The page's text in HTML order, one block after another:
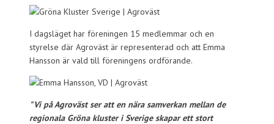
I dagsläget har föreningen 15 medlemmar och en
styrelse där Agroväst är representerad och att Emma
Hansson är vald till föreningens ordförande.
"Vi på Agroväst ser att en nära samverkan mellan de
regionala Gröna kluster i Sverige skapar ett stort